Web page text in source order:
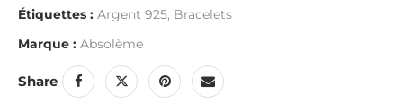
Étiquettes : Argent 925, Bracelets
Marque : Absolème
Share